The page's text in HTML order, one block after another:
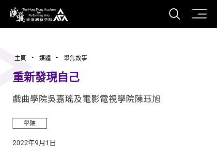
香港演藝學院
打開
主頁 媒體 聚焦故事
重新發現自己
戲曲學院吳嘉瑤及電影電視學院陳珏旭
學院
2022年9月1日